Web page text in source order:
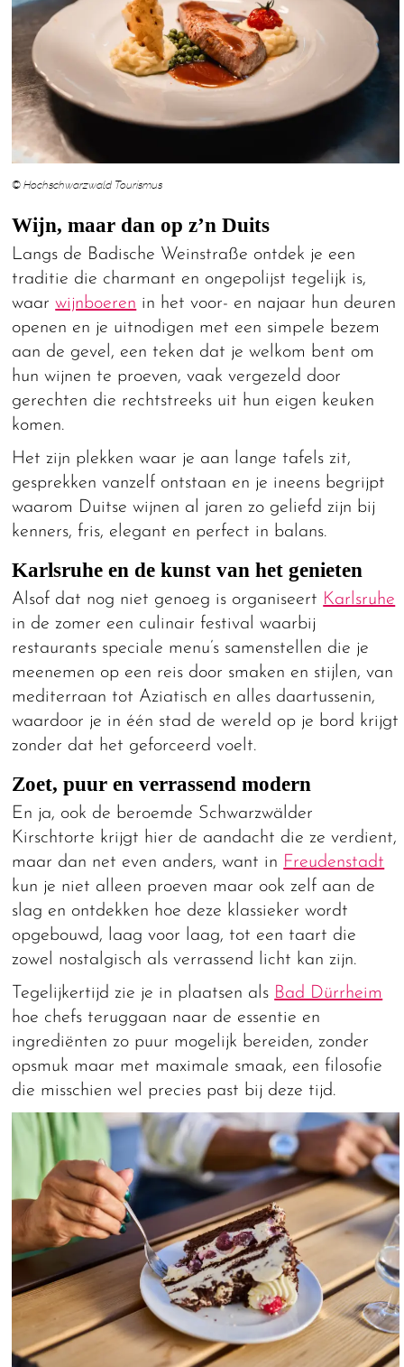
© Hochschwarzwald Tourismus
Wijn, maar dan op z’n Duits
Langs de Badische Weinstraße ontdek je een
traditie die charmant en ongepolijst tegelijk is,
waarwijnboeren in het voor- en najaar hun deuren
openen en je uitnodigen met een simpele bezem
aan de gevel, een teken dat je welkom bent om
hun wijnen te proeven, vaak vergezeld door
gerechten die rechtstreeks uit hun eigen keuken
komen.
Het zijn plekken waar je aan lange tafels zit,
gesprekken vanzelf ontstaan en je ineens begrijpt
waarom Duitse wijnen al jaren zo geliefd zijn bij
kenners, fris, elegant en perfect in balans.
Karlsruhe en de kunst van het genieten
Alsof dat nog niet genoeg is organiseert Karlsruhe
in de zomer een culinair festival waarbij
restaurants speciale menu’s samenstellen die je
meenemen op een reis door smaken en stijlen, van
mediterraan tot Aziatisch en alles daartussenin,
waardoor je in één stad de wereld op je bord krijgt
zonder dat het geforceerd voelt.
Zoet, puur en verrassend modern
En ja, ook de beroemde Schwarzwälder
Kirschtorte krijgt hier de aandacht die ze verdient,
maar dan net even anders, want in Freudenstadt
kun je niet alleen proeven maar ook zelf aan de
slag en ontdekken hoe deze klassieker wordt
opgebouwd, laag voor laag, tot een taart die
zowel nostalgisch als verrassend licht kan zijn.
Tegelijkertijd zie je in plaatsen als Bad Dürrheim
hoe chefs teruggaan naar de essentie en
ingrediënten zo puur mogelijk bereiden, zonder
opsmuk maar met maximale smaak, een filosofie
die misschien wel precies past bij deze tijd.